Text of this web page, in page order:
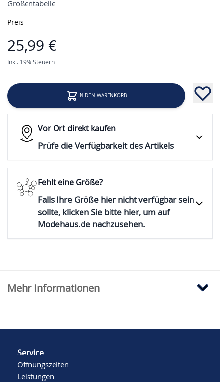
Größentabelle
Preis
25,99 €
Inkl. 19% Steuern
IN DEN WARENKORB
Vor Ort direkt kaufen
Prüfe die Verfügbarkeit des Artikels
Fehlt eine Größe?
Falls Ihre Größe hier nicht verfügbar sein
sollte, klicken Sie bitte hier, um auf
Modehaus.de nachzusehen.
Mehr Informationen
Service
Öffnungszeiten
Leistungen